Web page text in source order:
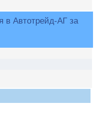
Автотрейд-АГ за